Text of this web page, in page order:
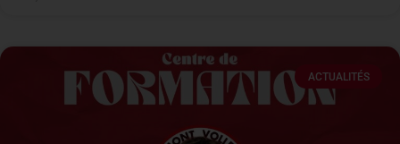
ACTUALITÉS